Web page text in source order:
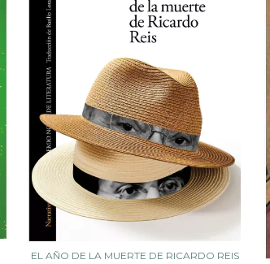
EL AÑO DE LA MUERTE DE RICARDO REIS